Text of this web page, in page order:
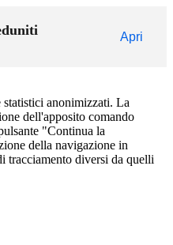
Apri
anonimizzati. La
dell'apposito comando
"Continua la
della navigazione in
tracciamento diversi da quelli